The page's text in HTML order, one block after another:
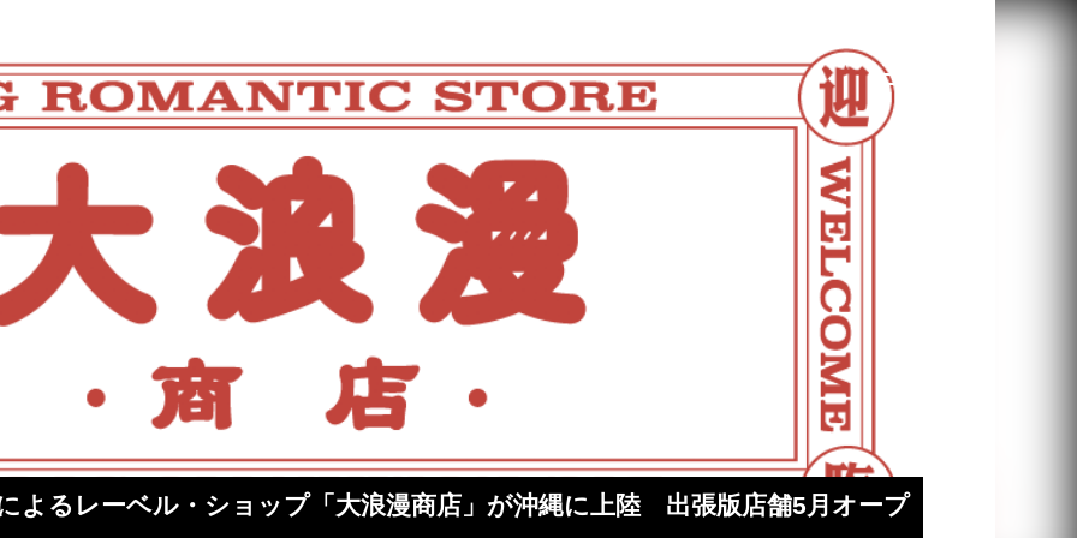
によるレーベル・ショップ「大浪漫商店」が沖縄に上陸 出張版店舗5月オープ